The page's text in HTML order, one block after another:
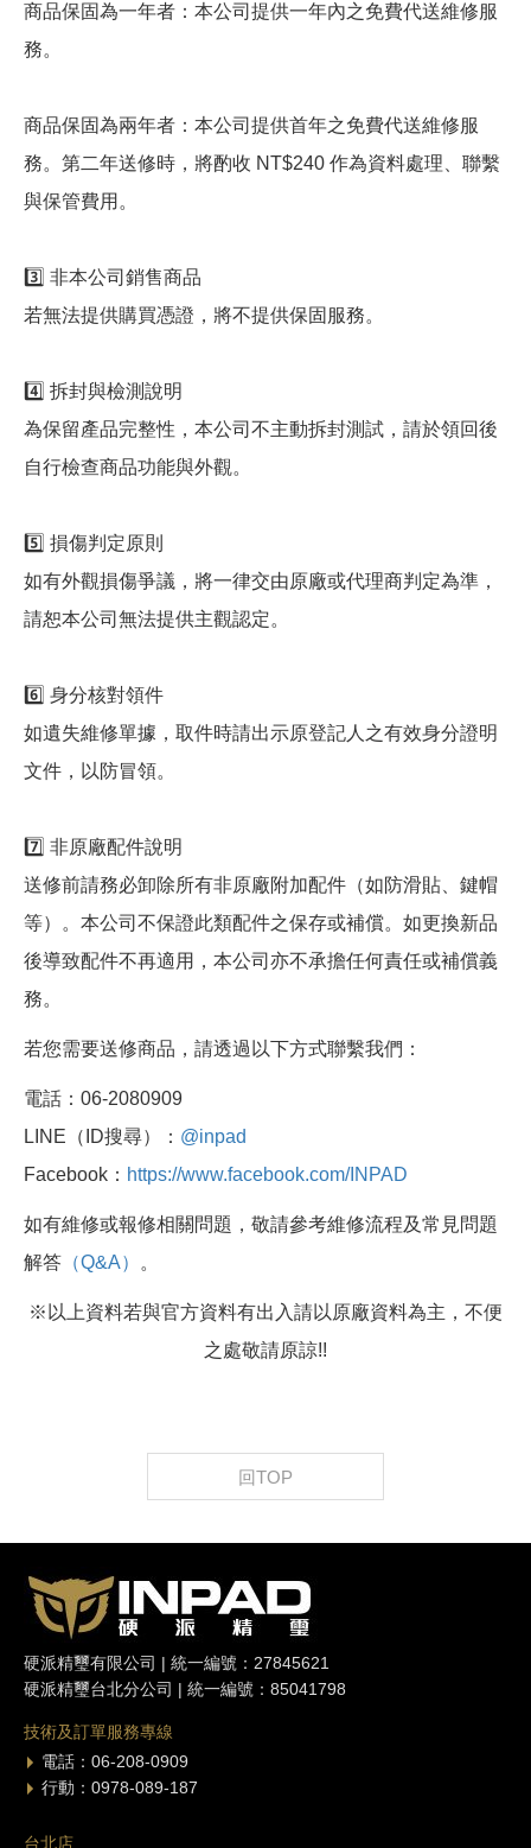
商品保固為一年者：本公司提供一年內之免費代送維修服
務。
商品保固為兩年者：本公司提供首年之免費代送維修服
務。第二年送修時，將酌收 NT$240 作為資料處理、聯繫
與保管費用。
3️⃣ 非本公司銷售商品
若無法提供購買憑證，將不提供保固服務。
4️⃣ 拆封與檢測說明
為保留產品完整性，本公司不主動拆封測試，請於領回後
自行檢查商品功能與外觀。
5️⃣ 損傷判定原則
如有外觀損傷爭議，將一律交由原廠或代理商判定為準，
請恕本公司無法提供主觀認定。
6️⃣ 身分核對領件
如遺失維修單據，取件時請出示原登記人之有效身分證明
文件，以防冒領。
7️⃣ 非原廠配件說明
送修前請務必卸除所有非原廠附加配件（如防滑貼、鍵帽
等）。本公司不保證此類配件之保存或補償。如更換新品
後導致配件不再適用，本公司亦不承擔任何責任或補償義
務。
若您需要送修商品，請透過以下方式聯繫我們：
電話：06-2080909
LINE（ID搜尋）： @inpad
Facebook： https://www.facebook.com/INPAD
如有維修或報修相關問題，敬請參考維修流程及常見問題
解答 （Q&A） 。
※以上資料若與官方資料有出入請以原廠資料為主，不便
之處敬請原諒!!
回TOP
硬派精璽有限公司 | 統一編號：27845621
硬派精璽台北分公司 | 統一編號：85041798
技術及訂單服務專線
電話：06-208-0909
行動：0978-089-187
台北店